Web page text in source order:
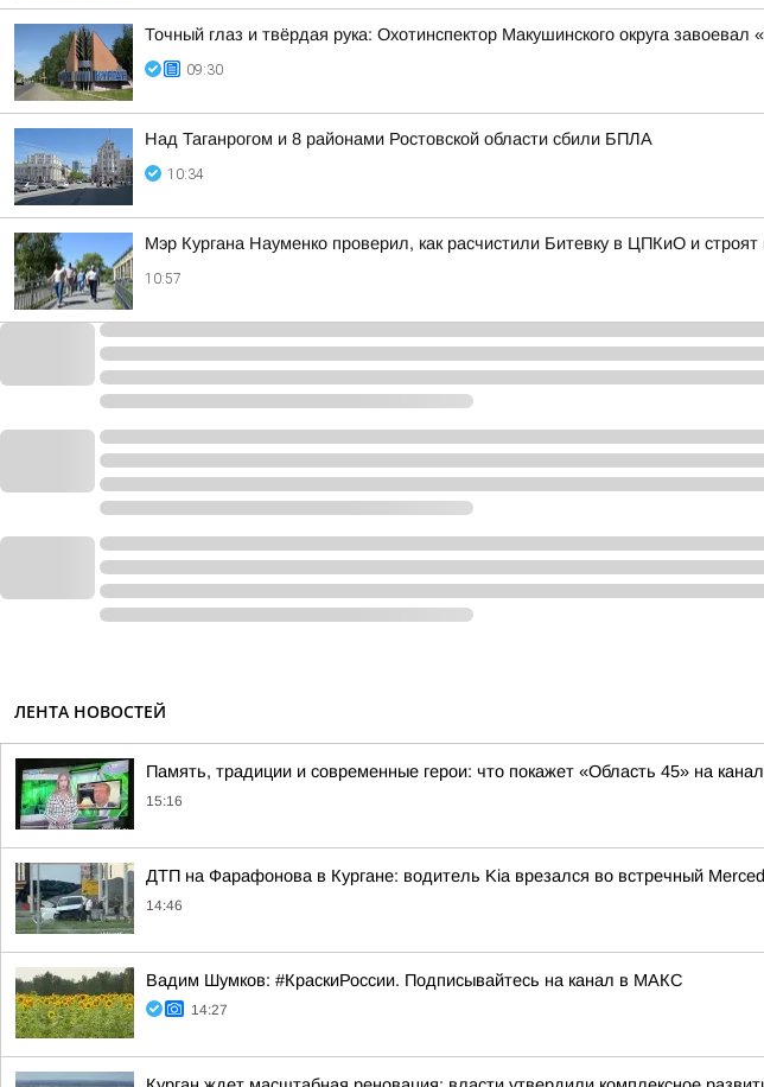
Точный глаз и твёрдая рука: Охотинспектор Макушинского округа
09:30
Над Таганрогом и 8 районами Ростовской области сбили БПЛА
10:34
Мэр Кургана Науменко проверил, как расчистили Битевку в ЦПКиО и строят
10:57
ЛЕНТА НОВОСТЕЙ
Память, традиции и современные герои: что покажет «Область 45» на
15:16
ДТП на Фарафонова в Кургане: водитель Kia врезался во встречный
14:46
Вадим Шумков: #КраскиРоссии. Подписывайтесь на канал в МАКС
14:27